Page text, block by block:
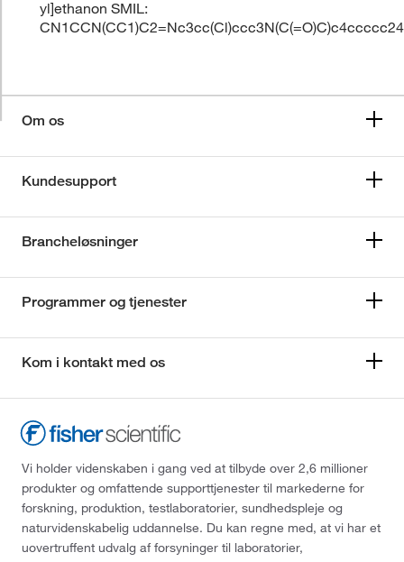
yl]ethanon SMIL:
CN1CCN(CC1)C2=Nc3cc(Cl)ccc3N(C(=O)C)c4ccccc24
Om os
Kundesupport
Brancheløsninger
Programmer og tjenester
Kom i kontakt med os
Vi holder videnskaben i gang ved at tilbyde over 2,6 millioner
produkter og omfattende supporttjenester til markederne for
forskning, produktion, testlaboratorier, sundhedspleje og
naturvidenskabelig uddannelse. Du kan regne med, at vi har et
uovertruffent udvalg af forsyninger til laboratorier,